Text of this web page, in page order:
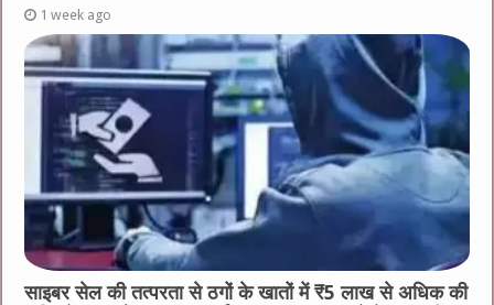
1 week ago
साइबर सेल की तत्परता से ठगों के खातों में ₹5 लाख से अधिक की